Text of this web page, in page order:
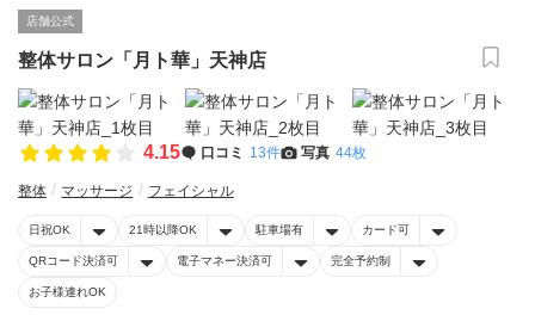
店舗公式
整体サロン「月ト華」天神店
4.15 口コミ 13件 写真 44枚
整体 マッサージ フェイシャル
日祝OK 21時以降OK 駐車場有 カード可
QRコード決済可 電子マネー決済可 完全予約制
お子様連れOK